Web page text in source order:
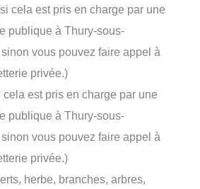
cela est pris en charge par une
publique à Thury-sous-
vous pouvez faire appel à
privée.)
cela est pris en charge par une
publique à Thury-sous-
vous pouvez faire appel à
privée.)
herbe, branches, arbres,